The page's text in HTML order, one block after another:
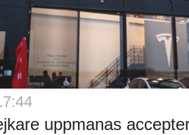
uppmanas